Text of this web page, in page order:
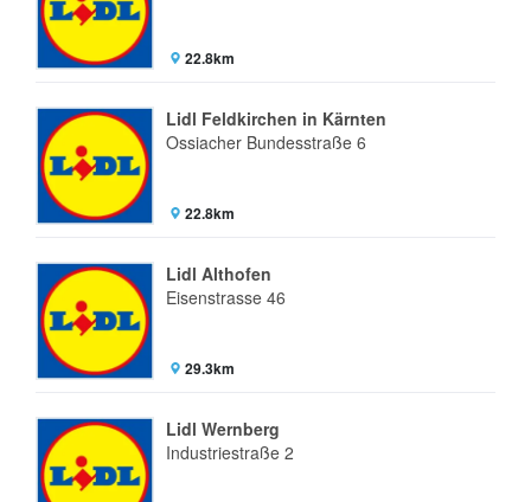
22.8km
Lidl Feldkirchen in Kärnten
Ossiacher Bundesstraße 6
22.8km
Lidl Althofen
Eisenstrasse 46
29.3km
Lidl Wernberg
Industriestraße 2